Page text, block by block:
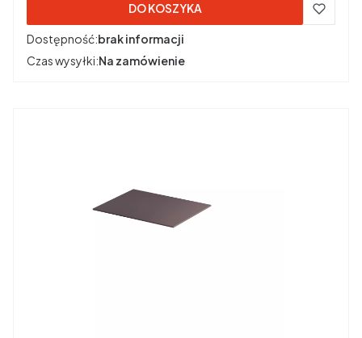
DO KOSZYKA
Dostępność:brak informacji
Czas wysyłki:Na zamówienie